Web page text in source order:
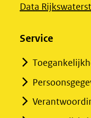
Data
Service